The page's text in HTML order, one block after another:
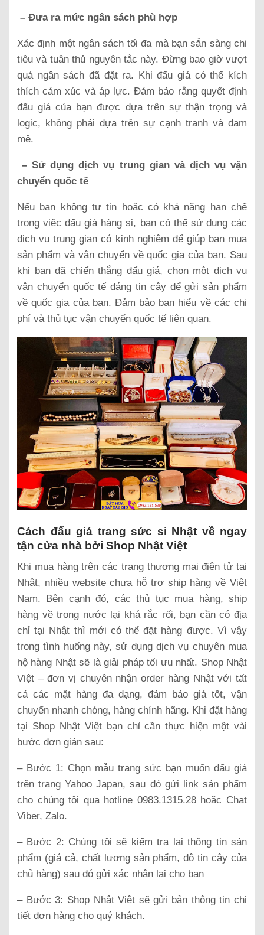
– Đưa ra mức ngân sách phù hợp
Xác định một ngân sách tối đa mà bạn sẵn sàng chi
tiêu và tuân thủ nguyên tắc này. Đừng bao giờ vượt
quá ngân sách đã đặt ra. Khi đấu giá có thể kích
thích cảm xúc và áp lực. Đảm bảo rằng quyết định
đấu giá của bạn được dựa trên sự thận trọng và
logic, không phải dựa trên sự cạnh tranh và đam
mê.
– Sử dụng dịch vụ trung gian và dịch vụ vận
chuyển quốc tế
Nếu bạn không tự tin hoặc có khả năng hạn chế
trong việc đấu giá hàng si, bạn có thể sử dụng các
dịch vụ trung gian có kinh nghiệm để giúp bạn mua
sản phẩm và vận chuyển về quốc gia của bạn. Sau
khi bạn đã chiến thắng đấu giá, chọn một dịch vụ
vận chuyển quốc tế đáng tin cậy để gửi sản phẩm
về quốc gia của bạn. Đảm bảo bạn hiểu về các chi
phí và thủ tục vận chuyển quốc tế liên quan.
Cách đấu giá trang sức si Nhật về ngay
tận cửa nhà bởi Shop Nhật Việt
Khi mua hàng trên các trang thương mại điện tử tại
Nhật, nhiều website chưa hỗ trợ ship hàng về Việt
Nam. Bên cạnh đó, các thủ tục mua hàng, ship
hàng về trong nước lại khá rắc rối, bạn cần có địa
chỉ tại Nhật thì mới có thể đặt hàng được. Vì vậy
trong tình huống này, sử dụng dịch vụ chuyên mua
hộ hàng Nhật sẽ là giải pháp tối ưu nhất. Shop Nhật
Việt – đơn vị chuyên nhận order hàng Nhật với tất
cả các mặt hàng đa dạng, đảm bảo giá tốt, vận
chuyển nhanh chóng, hàng chính hãng. Khi đặt hàng
tại Shop Nhật Việt bạn chỉ cần thực hiện một vài
bước đơn giản sau:
– Bước 1: Chọn mẫu trang sức bạn muốn đấu giá
trên trang Yahoo Japan, sau đó gửi link sản phẩm
cho chúng tôi qua hotline 0983.1315.28 hoặc Chat
Viber, Zalo.
– Bước 2: Chúng tôi sẽ kiểm tra lại thông tin sản
phẩm (giá cả, chất lượng sản phẩm, độ tin cậy của
chủ hàng) sau đó gửi xác nhận lại cho bạn
– Bước 3: Shop Nhật Việt sẽ gửi bản thông tin chi
tiết đơn hàng cho quý khách.